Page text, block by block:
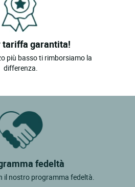
garantita!
più basso ti rimborsiamo la
differenza.
fedeltà
il nostro programma fedeltà.